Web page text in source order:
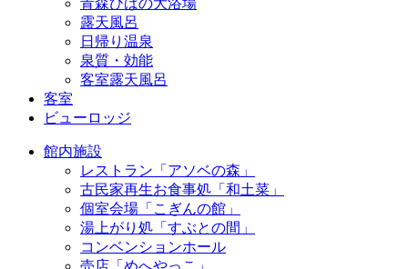
露天風呂
日帰り温泉
泉質・効能
客室露天風呂
客室
ビューロッジ
館内施設
レストラン「アソベの森」
古民家再生お食事処「和土菜」
個室会場「こぎんの館」
湯上がり処「すぶとの間」
コンベンションホール
売店「めへやっこ」